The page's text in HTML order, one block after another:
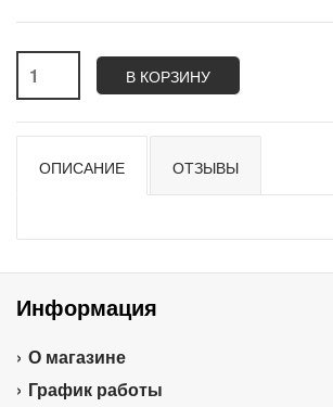
В КОРЗИНУ
ОПИСАНИЕ ОТЗЫВЫ
Информация
О магазине
График работы